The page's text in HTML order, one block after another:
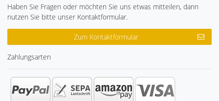
Haben Sie Fragen oder möchten Sie uns etwas mitteilen, dann
nutzen Sie bitte unser Kontaktformular.
Zum Kontaktformular
Zahlungsarten